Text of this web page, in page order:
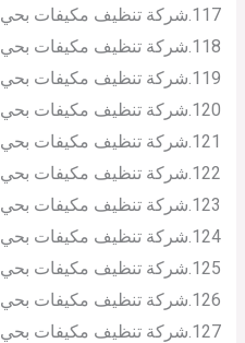
117.شركة تنظيف مكيفات بحي الرمال بالرياض
118.شركة تنظيف مكيفات بحي القادسية بالرياض
119.شركة تنظيف مكيفات بحي الجنادرية بالرياض
120.شركة تنظيف مكيفات بحي قرطبة بالرياض
121.شركة تنظيف مكيفات بحي اليرموك بالرياض
122.شركة تنظيف مكيفات بحي غرناطة بالرياض
123.شركة تنظيف مكيفات بحي أشبيلية بالرياض
124.شركة تنظيف مكيفات بحي الحمراء بالرياض
125.شركة تنظيف مكيفات بحي المونسية بالرياض
126.شركة تنظيف مكيفات بحي الروضة بالرياض
127.شركة تنظيف مكيفات بحي النهضة بالرياض